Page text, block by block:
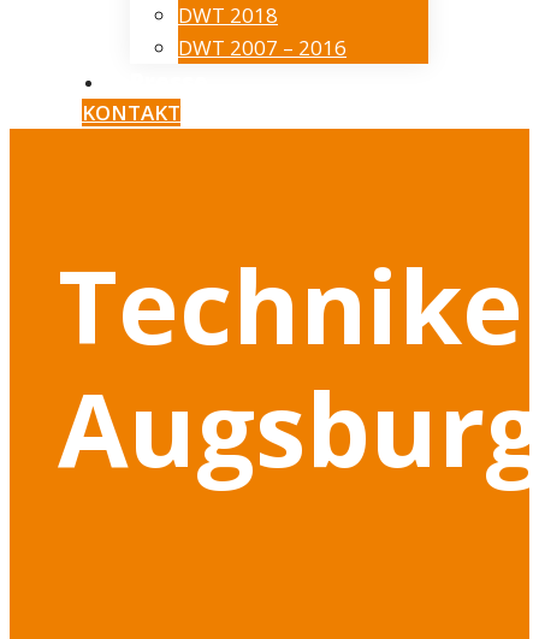
DWT 2018
DWT 2007 – 2016
KONTAKT